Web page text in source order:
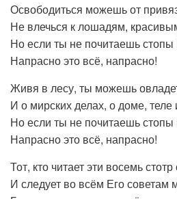
Освободиться можешь от
Не влечься к лошадям,
Но если ты не почитаешь стопы
Напрасно это всё, напрасно!
Живя в лесу, ты можешь
И о мирских делах, о доме,
Но если ты не почитаешь стопы
Напрасно это всё, напрасно!
Тот, кто читает эти восемь стотр
И следует во всём Его советам